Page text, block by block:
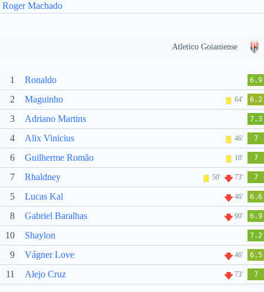
Roger Machado
Atletico Goianiense
1 Ronaldo 6.9
2 Maguinho 64' 6.2
3 Adriano Martins 7.3
4 Alix Vinicius 46' 7
6 Guilherme Romão 10' 7
7 Rhaldney 50' 73' 7
5 Lucas Kal 46' 6.6
8 Gabriel Baralhas 90' 6.9
10 Shaylon 7.2
9 Vágner Love 46' 6.5
11 Alejo Cruz 73' 7